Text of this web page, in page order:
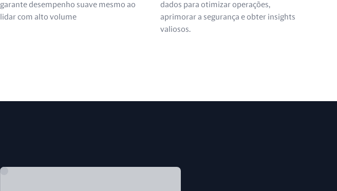
garante desempenho suave mesmo ao
lidar com alto volume
dados para otimizar operações,
aprimorar a segurança e obter insights
valiosos.